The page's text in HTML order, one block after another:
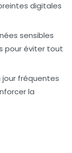
digitales
sensibles
pour éviter tout
jour fréquentes
la